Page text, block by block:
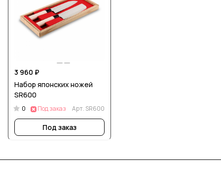
3 960 ₽
Набор японских ножей
SR600
0 Под заказ Арт. SR600
Под заказ